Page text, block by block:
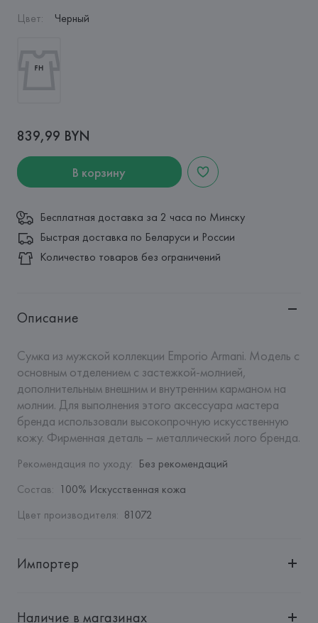
Цвет: Черный
839,99 BYN
В корзину
Бесплатная доставка за 2 часа по Минску
Быстрая доставка по Беларуси и России
Количество товаров без ограничений
Описание
Сумка из мужской коллекции Emporio Armani. Модель с
основным отделением с застежкой-молнией,
дополнительным внешним и внутренним карманом на
молнии. Для выполнения этого аксессуара мастера
бренда использовали высокопрочную искусственную
кожу. Фирменная деталь – металлический лого бренда.
Рекомендация по уходу: Без рекомендаций
Состав: 100% Искусственная кожа
Цвет производителя: 81072
Импортер
"Авикойл Интернешнл"
Наличие в магазинах